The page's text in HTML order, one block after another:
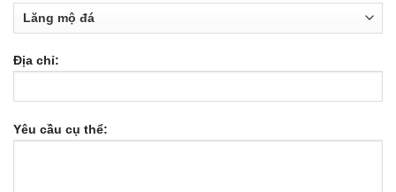
Địa chỉ:
Yêu cầu cụ thể: